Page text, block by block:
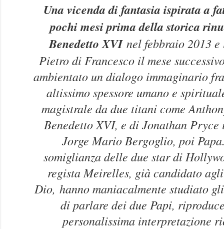
Una vicenda di fantasia ispirata a
pochi mesi prima della storica
Benedetto XVInel febbraio 2013 e
Pietro di Francesco il mese
ambientato un dialogo immaginario
altissimo spessore umano e
magistrale da due titani come
Benedetto XVI, e di Jonathan
Jorge Mario Bergoglio, poi
somiglianza delle due star di
regista Meirelles, già candidato
Dio, hanno maniacalmente studiato
di parlare dei due Papi,
personalissima interpretazione